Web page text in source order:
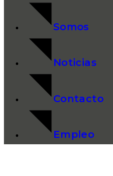
Somos
Noticias
Contacto
Empleo